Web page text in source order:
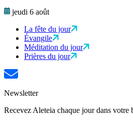
jeudi 6 août
La fête du jour
Évangile
Méditation du jour
Prières du jour
Newsletter
Recevez Aleteia chaque jour dans votre